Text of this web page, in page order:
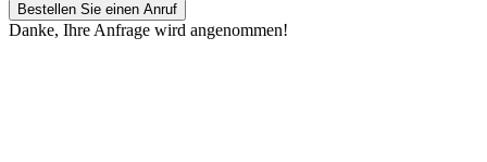
Bestellen Sie einen Anruf
Danke, Ihre Anfrage wird angenommen!